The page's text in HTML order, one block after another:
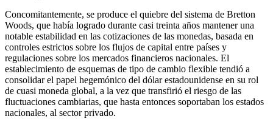
Concomitantemente, se produce el quiebre del sistema de Bretton
Woods, que había logrado durante casi treinta años mantener una
notable estabilidad en las cotizaciones de las monedas, basada en
controles estrictos sobre los flujos de capital entre países y
regulaciones sobre los mercados financieros nacionales. El
establecimiento de esquemas de tipo de cambio flexible tendió a
consolidar el papel hegemónico del dólar estadounidense en su rol
de cuasi moneda global, a la vez que transfirió el riesgo de las
fluctuaciones cambiarias, que hasta entonces soportaban los estados
nacionales, al sector privado.